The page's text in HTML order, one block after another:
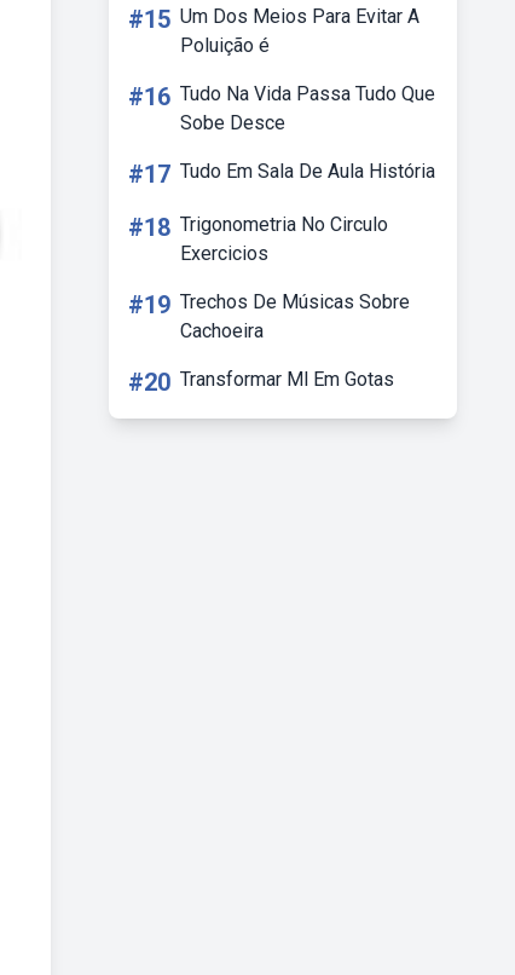
#15 Um Dos Meios Para Evitar A
Poluição é
#16 Tudo Na Vida Passa Tudo Que
Sobe Desce
#17 Tudo Em Sala De Aula História
#18 Trigonometria No Circulo
Exercicios
#19 Trechos De Músicas Sobre
Cachoeira
#20 Transformar Ml Em Gotas